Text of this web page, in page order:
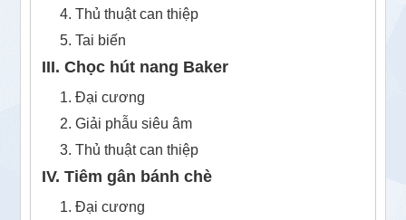
4. Thủ thuật can thiệp
5. Tai biến
III. Chọc hút nang Baker
1. Đại cương
2. Giải phẫu siêu âm
3. Thủ thuật can thiệp
IV. Tiêm gân bánh chè
1. Đại cương